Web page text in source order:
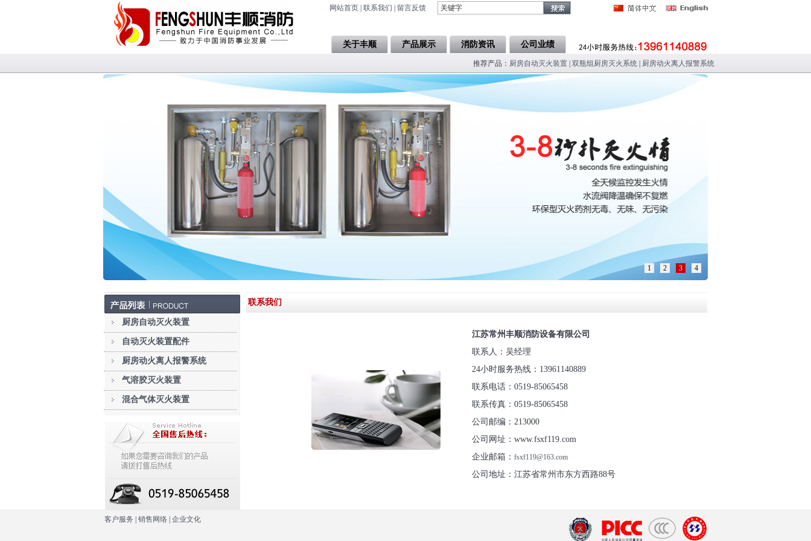
网站首页 联系我们 留言反馈
关于丰顺 产品展示 消防资讯 公司业绩
推荐产品： 厨房自动灭火装置 双瓶组厨房灭火系统 厨房动火离人报警系统
1 2 3 4
厨房自动灭火装置
自动灭火装置配件
厨房动火离人报警系统
气溶胶灭火装置
混合气体灭火装置
联系我们
江苏常州丰顺消防设备有限公司
联系人：吴经理
24小时服务热线：13961140889
联系电话：0519-85065458
联系传真：0519-85065458
公司邮编：213000
公司网址：www.fsxf119.com
企业邮箱： fsxf119@163.com
公司地址：江苏省常州市东方西路88号
客户服务 销售网络 企业文化